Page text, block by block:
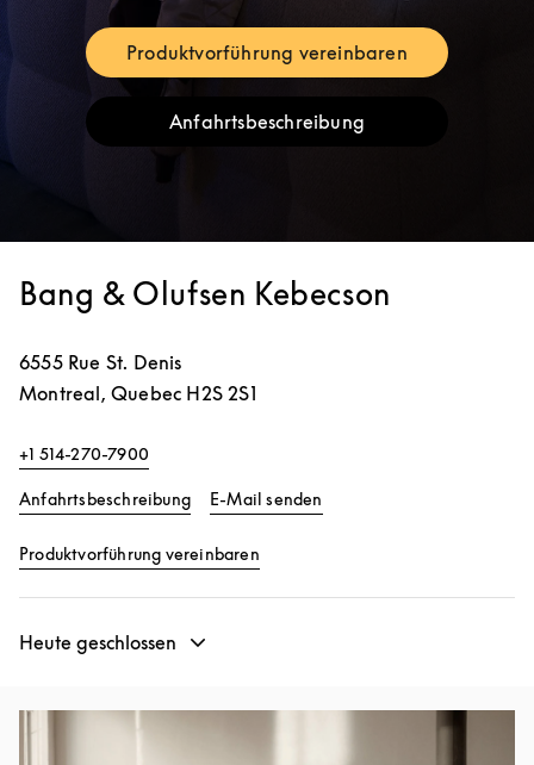
Produktvorführung vereinbaren
Link Opens in New Tab
AnfahrtsbeschreibungLink Opens in New Tab
Bang & Olufsen Kebecson
6555 Rue St. Denis
Montreal, Quebec H2S 2S1
+1 514-270-7900
AnfahrtsbeschreibungLink Opens in New Tab
E-Mail senden
Produktvorführung vereinbaren
Heute geschlossen